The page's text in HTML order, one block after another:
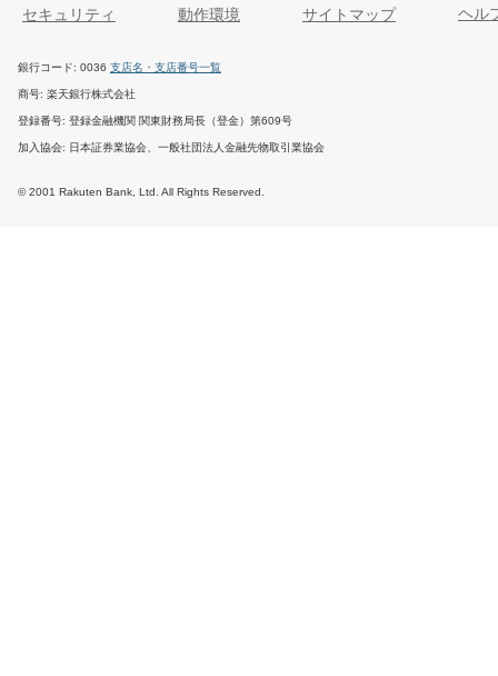
セキュリティ 動作環境 サイトマップ ヘル
銀行コード 0036 支店名・支店番号一覧
商号 楽天銀行株式会社
登録番号 登録金融機関 関東財務局長（登金）第609号
加入協会 日本証券業協会、一般社団法人金融先物取引業協会
© 2001 Rakuten Bank, Ltd. All Rights Reserved.